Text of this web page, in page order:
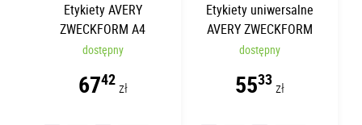
Etykiety AVERY
ZWECKFORM A4
199.6x143.5mm | 25
dostępny
6742zł
Etykiety uniwersalne
AVERY ZWECKFORM
Economy A4 105 x
dostępny
5533zł